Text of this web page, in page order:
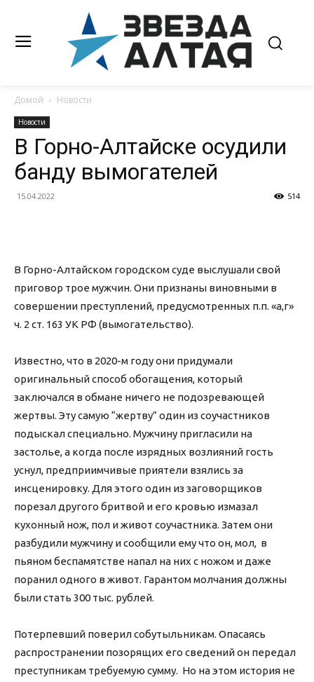
Домой Новости
Новости
В Горно-Алтайске осудили
банду вымогателей
15.04.2022 514
В Горно-Алтайском городском суде выслушали свой
приговор трое мужчин. Они признаны виновными в
совершении преступлений, предусмотренных п.п. «а,г»
ч. 2 ст. 163 УК РФ (вымогательство).
Известно, что в 2020-м году они придумали
оригинальный способ обогащения, который
заключался в обмане ничего не подозревающей
жертвы. Эту самую “жертву” один из соучастников
подыскал специально. Мужчину пригласили на
застолье, а когда после изрядных возлияний гость
уснул, предприимчивые приятели взялись за
инсценировку. Для этого один из заговорщиков
порезал другого бритвой и его кровью измазал
кухонный нож, пол и живот соучастника. Затем они
разбудили мужчину и сообщили ему что он, мол, в
пьяном беспамятстве напал на них с ножом и даже
поранил одного в живот. Гарантом молчания должны
были стать 300 тыс. рублей.
Потерпевший поверил собутыльникам. Опасаясь
распространении позорящих его сведений он передал
преступникам требуемую сумму. Но на этом история не